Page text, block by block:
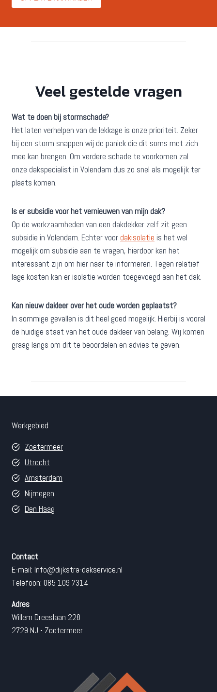
Veel gestelde vragen
Wat te doen bij stormschade?
Het laten verhelpen van de lekkage is onze prioriteit. Zeker
bij een storm snappen wij de paniek die dit soms met zich
mee kan brengen. Om verdere schade te voorkomen zal
onze dakspecialist in Volendam dus zo snel als mogelijk ter
plaats komen.
Is er subsidie voor het vernieuwen van mijn dak?
Op de werkzaamheden van een dakdekker zelf zit geen
subsidie in Volendam. Echter voor dakisolatie is het wel
mogelijk om subsidie aan te vragen, hierdoor kan het
interessant zijn om hier naar te informeren. Tegen relatief
lage kosten kan er isolatie worden toegevoegd aan het dak.
Kan nieuw dakleer over het oude worden geplaatst?
In sommige gevallen is dit heel goed mogelijk. Hierbij is vooral
de huidige staat van het oude dakleer van belang. Wij komen
graag langs om dit te beoordelen en advies te geven.
Werkgebied
Zoetermeer
Utrecht
Amsterdam
Nijmegen
Den Haag
Contact
E-mail: Info@dijkstra-dakservice.nl
Telefoon: 085 109 7314
Adres
Willem Dreeslaan 228
2729 NJ - Zoetermeer